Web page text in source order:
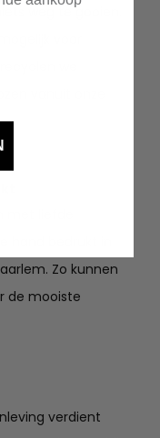
weg te gooien.
we
Zo kunnen
de mooiste
verdient